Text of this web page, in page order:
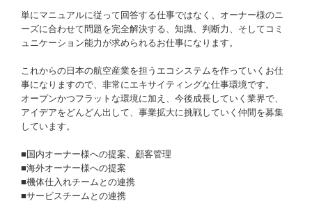
単にマニュアルに従って回答する仕事ではなく、オーナー様のニ
ーズに合わせて問題を完全解決する、知識、判断力、そしてコミ
ュニケーション能力が求められるお仕事になります。
これからの日本の航空産業を担うエコシステムを作っていくお仕
事になりますので、非常にエキサイティングな仕事環境です。
オープンかつフラットな環境に加え、今後成長していく業界で、
アイデアをどんどん出して、事業拡大に挑戦していく仲間を募集
しています。
■国内オーナー様への提案、顧客管理
■海外オーナー様への提案
■機体仕入れチームとの連携
■サービスチームとの連携